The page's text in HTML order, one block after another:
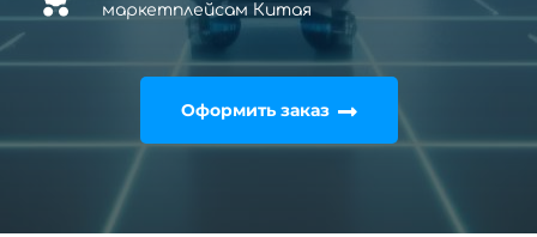
маркетплейсам Китая
Оформить заказ